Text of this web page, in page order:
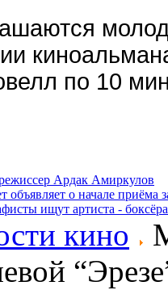
по 10
Ардак Амиркулов
о начале приёма
ищут артиста -
кино